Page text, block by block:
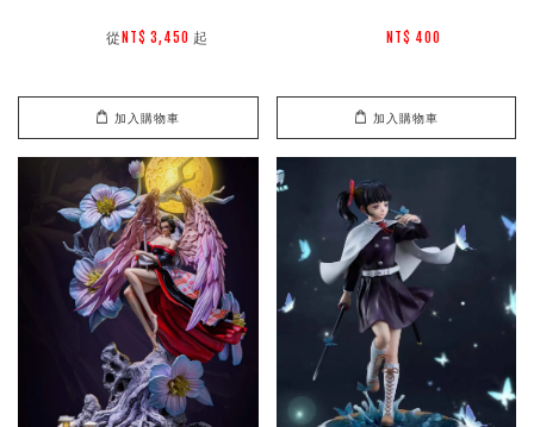
        從
NT$ 3,450 起
加入購物車
NT$ 400
加入購物車